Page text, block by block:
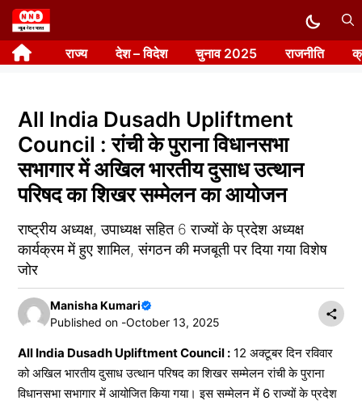
Skip
to
content राज्य देश – विदेश चुनाव 2025 राजनीति
All India Dusadh Upliftment
Council : रांची के पुराना विधानसभा
सभागार में अखिल भारतीय दुसाध उत्थान
परिषद का शिखर सम्मेलन का आयोजन
राष्ट्रीय अध्यक्ष, उपाध्यक्ष सहित 6 राज्यों के प्रदेश अध्यक्ष
कार्यक्रम में हुए शामिल, संगठन की मजबूती पर दिया गया विशेष
जोर
Manisha Kumari
Published on -October 13, 2025
All India Dusadh Upliftment Council : 12 अक्टूबर दिन रविवार
को अखिल भारतीय दुसाध उत्थान परिषद का शिखर सम्मेलन रांची के पुराना
विधानसभा सभागार में आयोजित किया गया। इस सम्मेलन में 6 राज्यों के प्रदेश